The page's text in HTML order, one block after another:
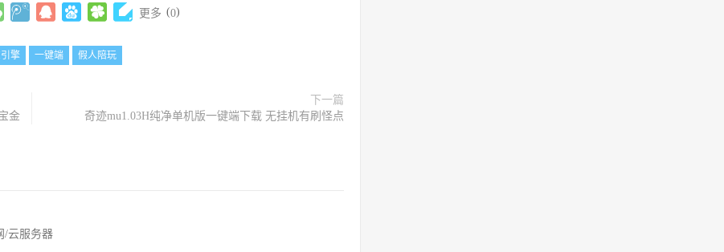
更多 (0)
擎 一键端 假人陪玩
金
下一篇
奇迹mu1.03H纯净单机版一键端下载 无挂机有刷怪点
/云服务器